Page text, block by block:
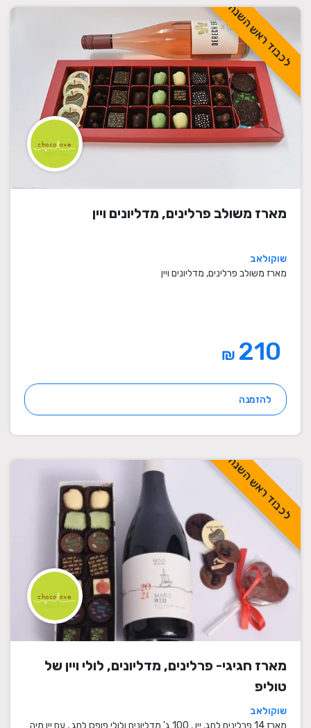
לכבוד ראש השנה
מארז משולב פרלינים, מדליונים ויין
שוקולאב
מארז משולב פרלינים, מדליונים ויין
₪
להזמנה
לכבוד ראש השנה
מארז חגיגי- פרלינים, מדליונים, לולי ויין של
טוליפ
שוקולאב
מארז 14 פרלינים לחג, יין , 100 ג' מדליונים ולולי פופס לחג , עם יין מיה